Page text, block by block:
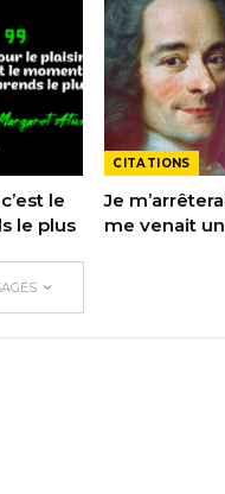
le
le plus
CITATIONS
Je
me venait